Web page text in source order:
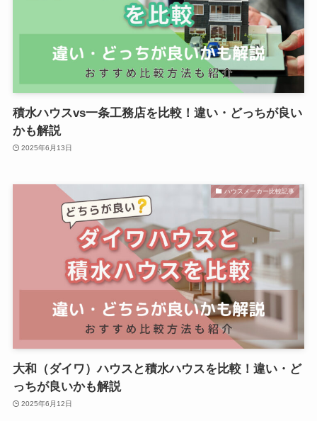
積水ハウスvs一条工務店を比較！違い・どっちが良い
かも解説
2025年6月13日
ハウスメーカー比較記事
大和（ダイワ）ハウスと積水ハウスを比較！違い・ど
っちが良いかも解説
2025年6月12日